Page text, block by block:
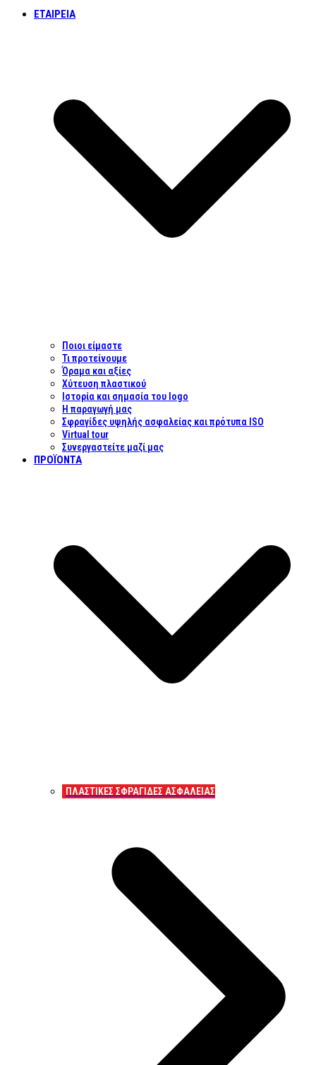
ΕΤΑΙΡΕΊΑ
Ποιοι είμαστε
Τι προτείνουμε
Όραμα και αξίες
Χύτευση πλαστικού
Ιστορία και σημασία του logo
Η παραγωγή μας
Σφραγίδες υψηλής ασφαλείας και πρότυπα ISO
Virtual tour
Συνεργαστείτε μαζί μας
ΠΡΟΪΌΝΤΑ
ΠΛΑΣΤΙΚΕΣ ΣΦΡΑΓΙΔΕΣ ΑΣΦΑΛΕΙΑΣ